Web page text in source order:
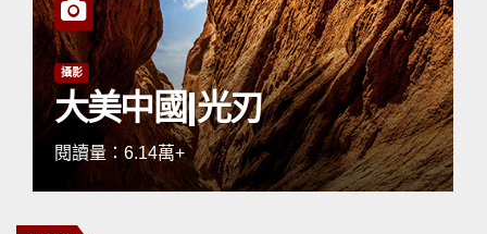
攝影
大美中國|光刃
閱讀量：6.14萬+